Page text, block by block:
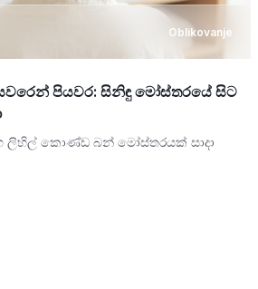
Oblikovanje
පියවර: සිනිඳු මෝස්තරයේ සිට
ලිහිල් කොණ්ඩ බන් මෝස්තරයක් සාදා